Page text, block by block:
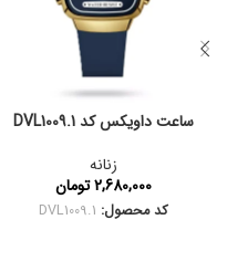
ساعت داویکس کد DVL1009.1
زنانه
2,680,000 تومان
کد محصول: DVL1009.1